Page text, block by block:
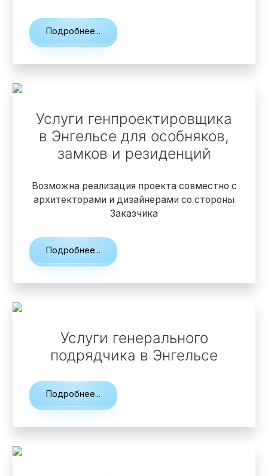
Вакансии
Дома Бизнес-класса
Функция Генподрядчик
Дизайн интерьеров. Отделка
Облицовка фасада
Технология по улучшенным российским нормативам
Подробнее...
Услуги генпроектировщика
в Энгельсе для особняков,
замков и резиденций
Возможна реализация проекта совместно с
архитекторами и дизайнерами со стороны
Заказчика
Подробнее...
Услуги генерального
подрядчика в Энгельсе
Подробнее...